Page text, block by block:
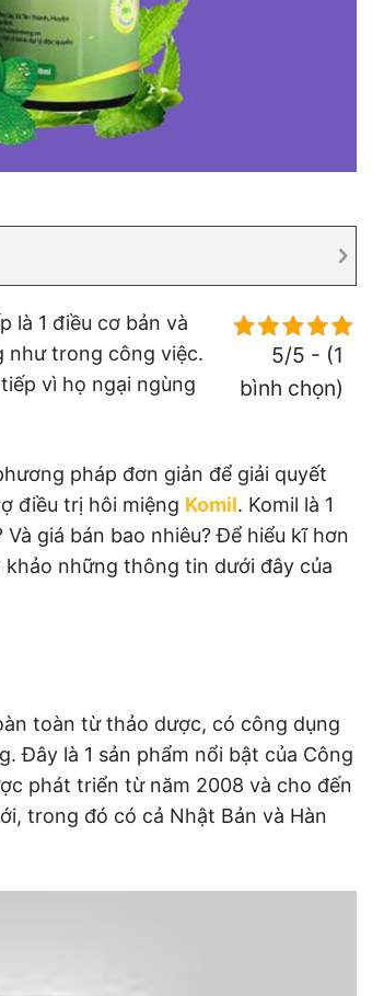
5/5 - (1
bình chọn)
là 1 điều cơ bản và
như trong công việc.
vì họ ngại ngùng
pháp đơn giản để giải quyết
điều trị hôi miệng Komil. Komil là 1
giá bán bao nhiêu? Để hiểu kĩ hơn
những thông tin dưới đây của
toàn từ thảo dược, có công dụng
Đây là 1 sản phẩm nổi bật của Công
phát triển từ năm 2008 và cho đến
trong đó có cả Nhật Bản và Hàn